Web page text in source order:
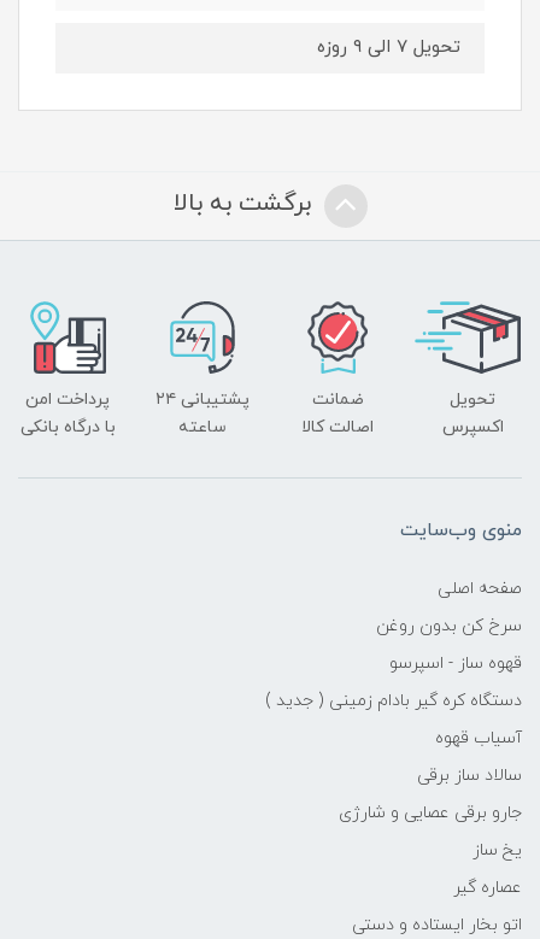
تحویل ۷ الی ۹ روزه
برگشت به بالا
تحویل
اکسپرس
ضمانت
اصالت کالا
پشتیبانی ۲۴
ساعته
پرداخت امن
با درگاه بانکی
منوی وب‌سایت
صفحه اصلی
سرخ کن بدون روغن
قهوه ساز - اسپرسو
دستگاه کره گیر بادام زمینی ( جدید )
آسیاب قهوه
سالاد ساز برقی
جارو برقی عصایی و شارژی
یخ ساز
عصاره گیر
اتو بخار ایستاده و دستی